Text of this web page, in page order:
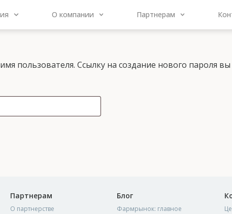
О компании Партнерам
пользователя. Ссылку на создание нового пароля
Партнерам
О партнерстве
Блог
Фармрынок: главное